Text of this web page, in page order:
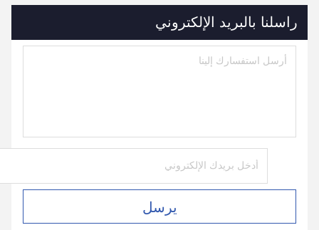
راسلنا بالبريد الإلكتروني
يرسل